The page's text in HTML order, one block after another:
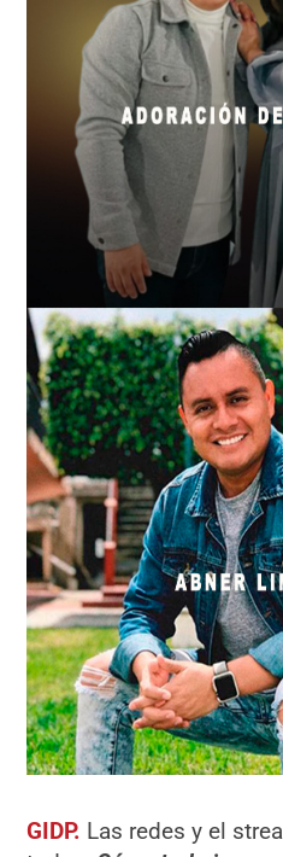
GIDP. Las redes y el